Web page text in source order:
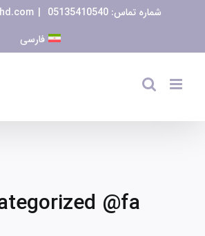
شماره تماس: 05135410540
|
فارسی
@fa